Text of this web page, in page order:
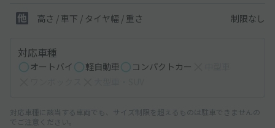
高さ / 車下 / タイヤ幅 / 重さ 制限なし
対応車種
オートバイ 軽自動車 コンパクトカー
対応車種に該当する車両でも、サイズ制限を超えるものは駐車できませんの
でご注意ください。